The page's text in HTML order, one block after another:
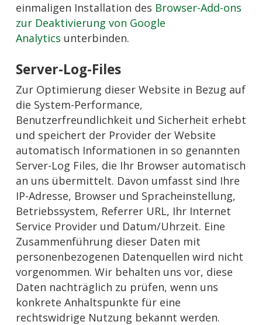
einmaligen Installation des Browser-Add-ons
zur Deaktivierung von Google
Analytics unterbinden.
Server-Log-Files
Zur Optimierung dieser Website in Bezug auf
die System-Performance,
Benutzerfreundlichkeit und Sicherheit erhebt
und speichert der Provider der Website
automatisch Informationen in so genannten
Server-Log Files, die Ihr Browser automatisch
an uns übermittelt. Davon umfasst sind Ihre
IP-Adresse, Browser und Spracheinstellung,
Betriebssystem, Referrer URL, Ihr Internet
Service Provider und Datum/Uhrzeit. Eine
Zusammenführung dieser Daten mit
personenbezogenen Datenquellen wird nicht
vorgenommen. Wir behalten uns vor, diese
Daten nachträglich zu prüfen, wenn uns
konkrete Anhaltspunkte für eine
rechtswidrige Nutzung bekannt werden.